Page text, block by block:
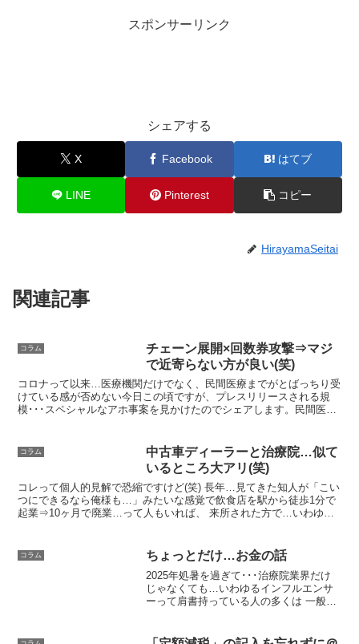
スポンサーリンク
シェアする
X Facebook はてブ
LINE Pinterest コピー
HirayamaSeitai
関連記事
コラム
チェーン展開×回数券攻撃⇒マジ
で近寄らない方が良い(笑)
コロナって以来…医療機関だけでなく、民間医療までがとばっちり受
けている感が否めない今日この頃ですが、プレスリリースされる規
模･･･スペシャルなアホ事案を見かけたのでシェアします。民間医療
コラム
中古車ディーラーと治療院…似て
いるところ大アリ(笑)
コレって個人的見解で恐縮ですけど(笑) 長年…見てきた知人が「こい
つにできるなら俺様も…」みたいな感覚で飲食店を駅から徒歩1分で
起業⇒10ヶ月で廃業…って人もいれば、 来所された方で…いわゆる
コラム ちょっとだけ…お金の話
2025年処暑を過ぎて･･･治療院業界だけ
じゃなくても…いわゆるインフルエンサ
ーって肩書持っている人の多くは 一般論
るのは良いのですが、大抵…というか９